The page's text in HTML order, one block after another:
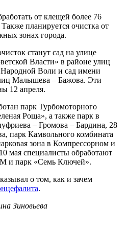
от клещей более 76
планируется очистка от
зонах города.
станут сад на улице
Власти» в районе улиц
Воли и сад имени
Малышева – Бажова. Эти
12 апреля.
парк Турбомоторного
Роща», а также парк в
– Громова – Бардина, 28
парк Камвольного комбината
зона в Компрессорном и
мая специалисты обработают
и парк «Семь Ключей».
о том, как и зачем
.
Зиновьева